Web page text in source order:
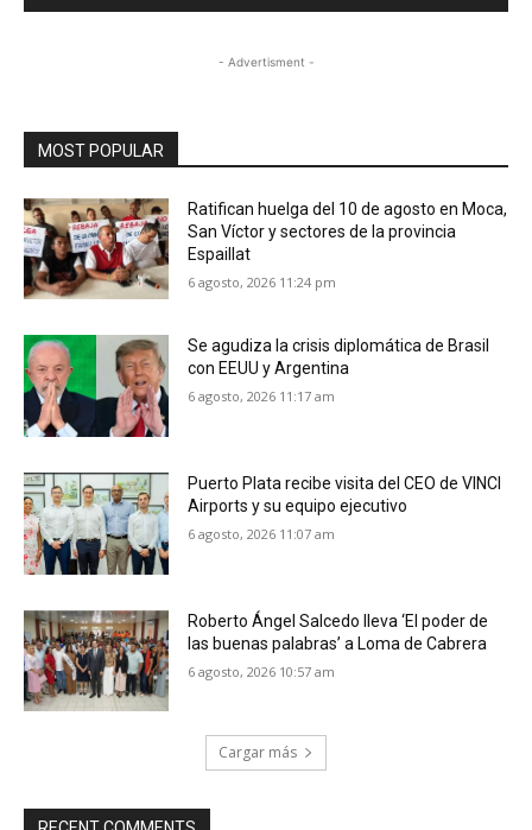
- Advertisment -
MOST POPULAR
Ratifican huelga del 10 de agosto en Moca,
San Víctor y sectores de la provincia
Espaillat
6 agosto, 2026 11:24 pm
Se agudiza la crisis diplomática de Brasil
con EEUU y Argentina
6 agosto, 2026 11:17 am
Puerto Plata recibe visita del CEO de VINCI
Airports y su equipo ejecutivo
6 agosto, 2026 11:07 am
Roberto Ángel Salcedo lleva ‘El poder de
las buenas palabras’ a Loma de Cabrera
6 agosto, 2026 10:57 am
Cargar más